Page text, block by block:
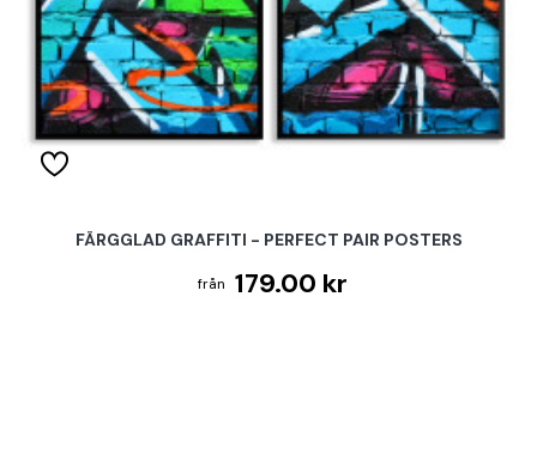
FÄRGGLAD GRAFFITI - PERFECT PAIR POSTERS
179.00 kr